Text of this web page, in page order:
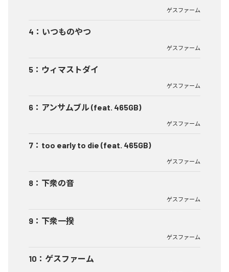
ゲスファーム
4 ： いつものやつ
ゲスファーム
5 ： ウィマストダイ
ゲスファーム
6 ： アンサムブル (feat. 465GB)
ゲスファーム
7 ： too early to die (feat. 465GB)
ゲスファーム
8 ： 下衆の音
ゲスファーム
9 ： 下衆一揆
ゲスファーム
10 ： ゲスファーム